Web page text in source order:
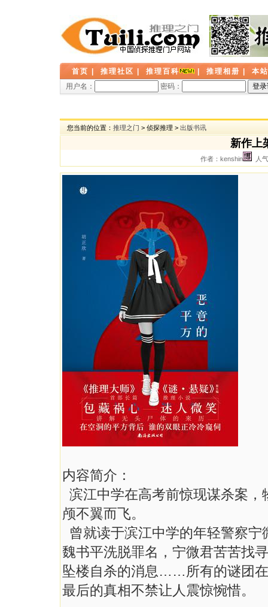
首页 推理社区 推理百科 推理相册
本
用户名：
密码：
您当前的位置： 推理之门 > 侦探推理 > 出版书讯
新作上
作者：kenshin 人
内容简介：
滨江中学在高考前惊现谋杀案
颅不翼而飞。
曾就读于滨江中学的年轻警察
魏书平洗脱罪名，宁微君苦苦找
坠楼自杀的消息……所有的谜团
最后的真相不禁让人震惊惋惜。